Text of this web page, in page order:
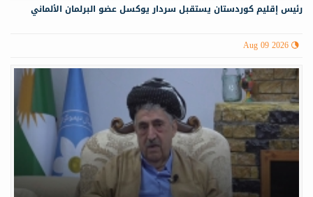
رئيس إقليم كوردستان يستقبل سردار يوكسل عضو البرلمان الألماني
Aug 09 2026